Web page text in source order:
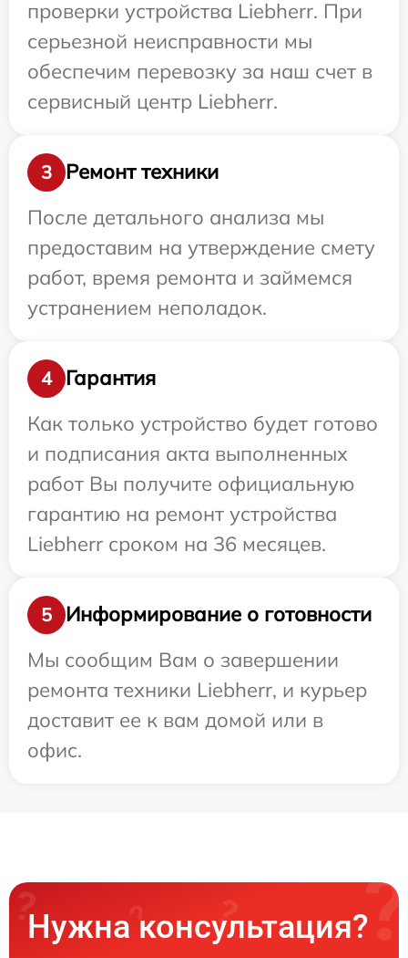
проверки устройства Liebherr. При
серьезной неисправности мы
обеспечим перевозку за наш счет в
сервисный центр Liebherr.
3
Ремонт техники
После детального анализа мы
предоставим на утверждение смету
работ, время ремонта и займемся
устранением неполадок.
4
Гарантия
Как только устройство будет готово
и подписания акта выполненных
работ Вы получите официальную
гарантию на ремонт устройства
Liebherr сроком на 36 месяцев.
5
Информирование о готовности
Мы сообщим Вам о завершении
ремонта техники Liebherr, и курьер
доставит ее к вам домой или в
офис.
Нужна консультация?